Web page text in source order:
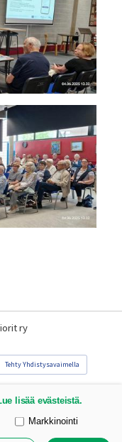
ry
Tehty Yhdistysavaimella
lisää evästeistä.
Markkinointi